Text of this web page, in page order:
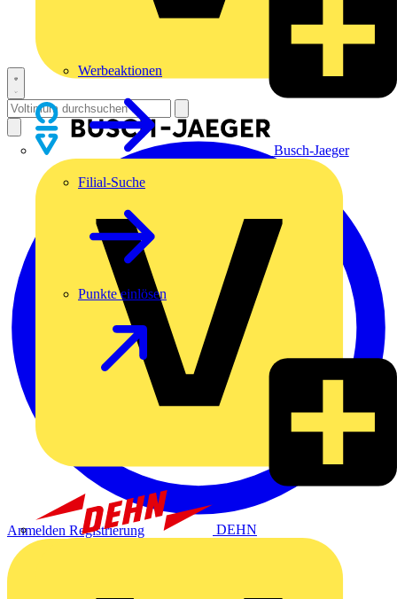
Busch-Jaeger
DEHN
Werbeaktionen
Filial-Suche
Punkte einlösen
Anmelden Registrierung